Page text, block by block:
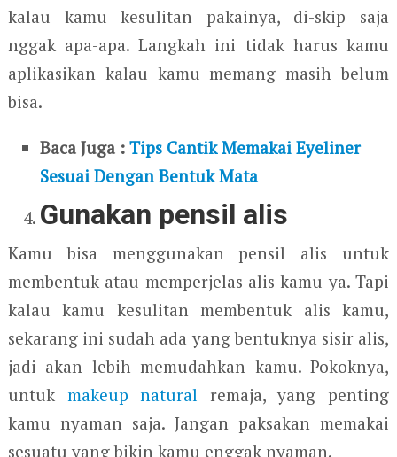
kalau kamu kesulitan pakainya, di-skip saja
nggak apa-apa. Langkah ini tidak harus kamu
aplikasikan kalau kamu memang masih belum
bisa.
Baca Juga :Tips Cantik Memakai Eyeliner
Sesuai Dengan Bentuk Mata
Gunakan pensil alis
Kamu bisa menggunakan pensil alis untuk
membentuk atau memperjelas alis kamu ya. Tapi
kalau kamu kesulitan membentuk alis kamu,
sekarang ini sudah ada yang bentuknya sisir alis,
jadi akan lebih memudahkan kamu. Pokoknya,
untuk makeup natural remaja, yang penting
kamu nyaman saja. Jangan paksakan memakai
sesuatu yang bikin kamu enggak nyaman.